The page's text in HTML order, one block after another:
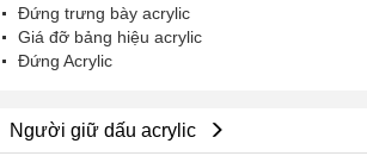
Đứng trưng bày acrylic
Giá đỡ bảng hiệu acrylic
Đứng Acrylic
Người giữ dấu acrylic